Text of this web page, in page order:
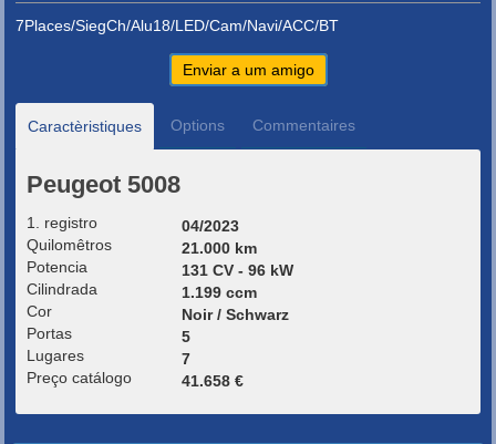
7Places/SiegCh/Alu18/LED/Cam/Navi/ACC/BT
Enviar a um amigo
Caractèristiques Options Commentaires
Peugeot 5008
1. registro
04/2023
Quilomêtros
21.000 km
Potencia
131 CV - 96 kW
Cilindrada
1.199 ccm
Cor
Noir / Schwarz
Portas
5
Lugares
7
Preço catálogo
41.658 €